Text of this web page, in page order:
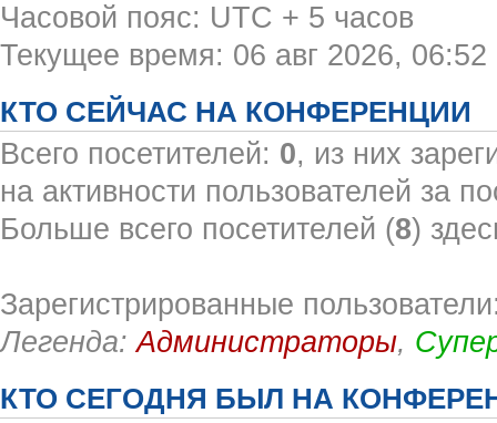
Часовой пояс: UTC + 5 часов
Текущее время: 06 авг 2026, 06:52
КТО СЕЙЧАС НА КОНФЕРЕНЦИИ
Всего посетителей: 0, из них
на активности пользователей за
Больше всего посетителей (8)
Зарегистрированные
Легенда:Администраторы,
КТО СЕГОДНЯ БЫЛ НА